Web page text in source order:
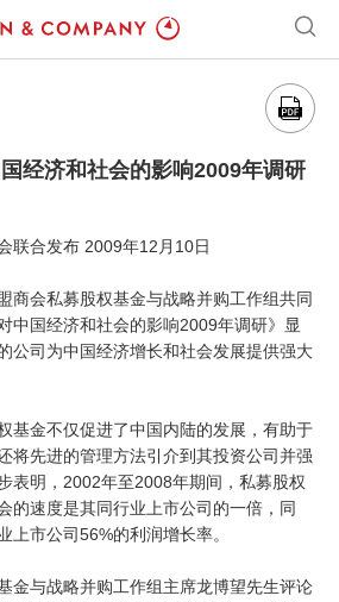
经济和社会的影响2009年调研
联合发布 2009年12月10日
商会私募股权基金与战略并购工作组共同
中国经济和社会的影响2009年调研》显
公司为中国经济增长和社会发展提供强大
基金不仅促进了中国内陆的发展，有助于
将先进的管理方法引介到其投资公司并强
表明，2002年至2008年期间，私募股权
的速度是其同行业上市公司的一倍，同
上市公司56%的利润增长率。
金与战略并购工作组主席龙博望先生评论